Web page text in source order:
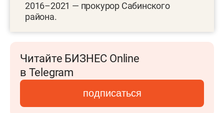
2016–2021 — прокурор Сабинского
района.
Читайте БИЗНЕС Online
в Telegram
подписаться